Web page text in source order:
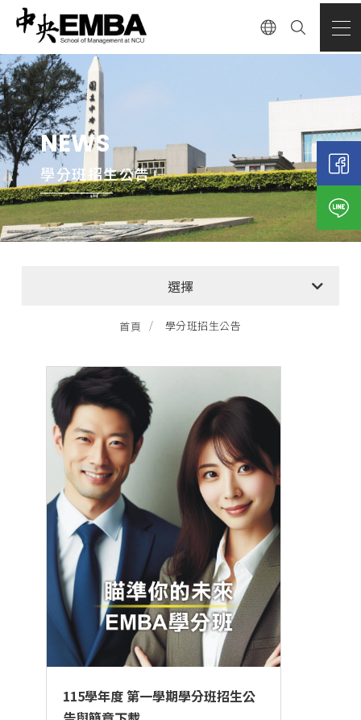
NEWS
學分班招生公告
選擇
全部消息
EMBA招生公告
學分班招生公告
行政公告
師生動態
企業導師計畫
首頁 學分班招生公告
115學年度 第一學期學分班招生公